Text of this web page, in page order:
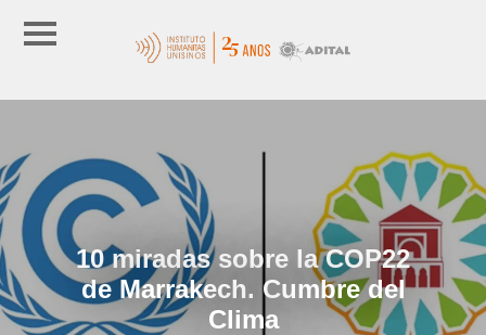
10 miradas sobre la COP22
de Marrakech. Cumbre del
Clima